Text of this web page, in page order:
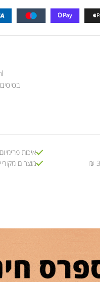
איכות פרימיום
מוצרים